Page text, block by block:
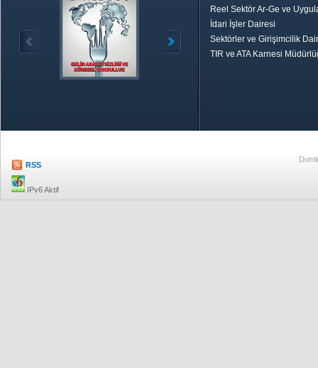
Reel Sektör Ar-Ge ve
İdari İşler Dairesi
Sektörler ve Girişimcilik
TIR ve ATA Karnesi
RSS
IPv6 Aktif